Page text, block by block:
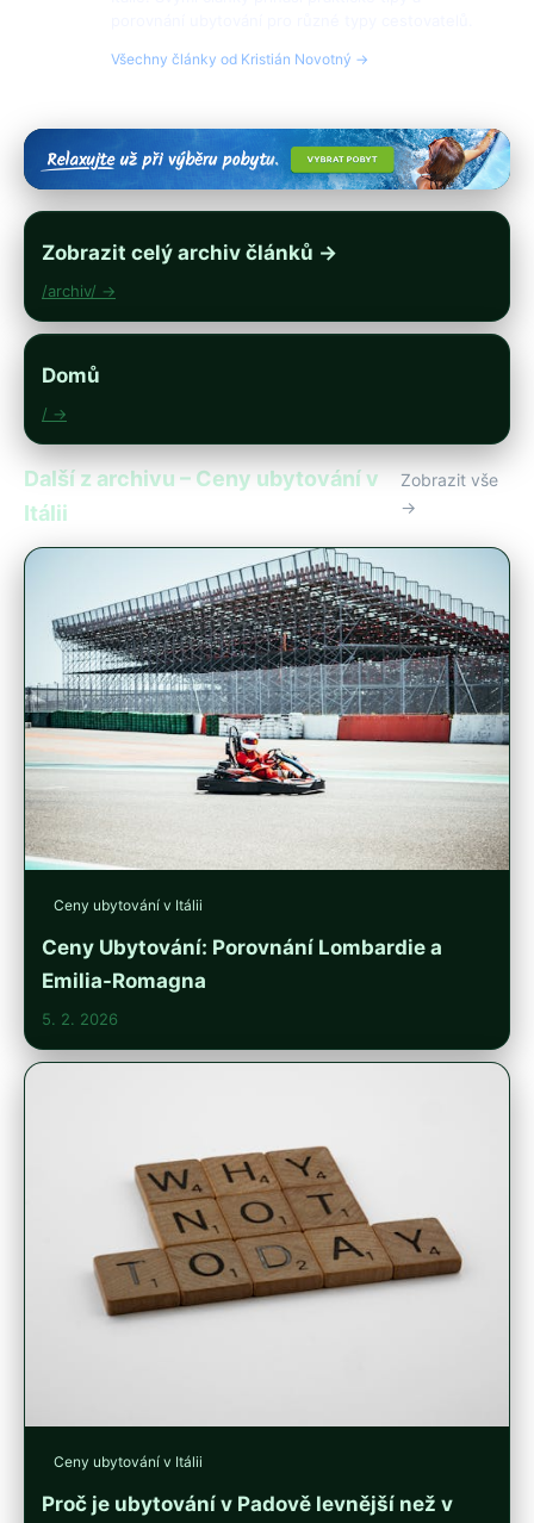
Všechny články od Kristián Novotný →
Zobrazit celý archiv článků →
/archiv/ →
Domů
/ →
Další z archivu – Ceny ubytování v
Itálii
Zobrazit vše
→
Ceny ubytování v Itálii
Ceny Ubytování: Porovnání Lombardie a
Emilia-Romagna
5. 2. 2026
Ceny ubytování v Itálii
Proč je ubytování v Padově levnější než v